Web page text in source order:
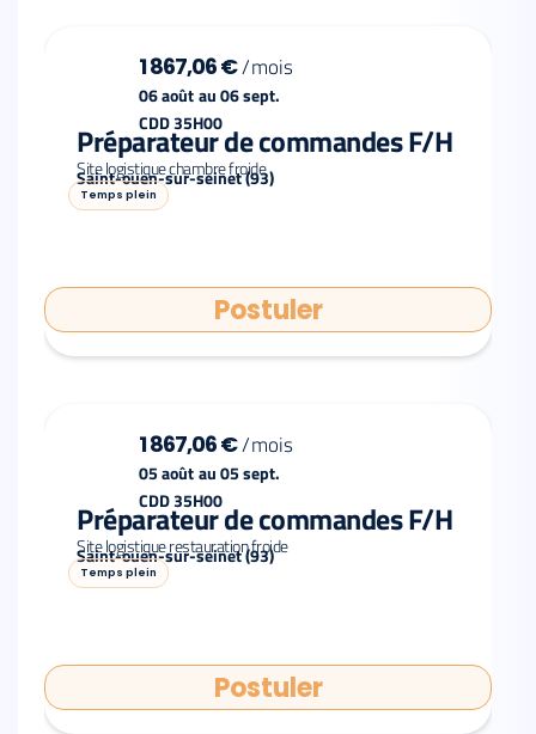
1 867,06 €/mois
06 août au06 sept.
CDD 35H00
Préparateur de commandes F/H
Site logistique chambre froide
Saint-ouen-sur-seinet (93)
Temps plein
Postuler
1 867,06 €/mois
05 août au05 sept.
CDD 35H00
Préparateur de commandes F/H
Site logistique restauration froide
Saint-ouen-sur-seinet (93)
Temps plein
Postuler